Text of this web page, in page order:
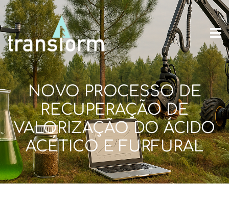
NOVO PROCESSO DE
RECUPERAÇÃO DE
VALORIZAÇÃO DO ÁCIDO
ACÉTICO E FURFURAL